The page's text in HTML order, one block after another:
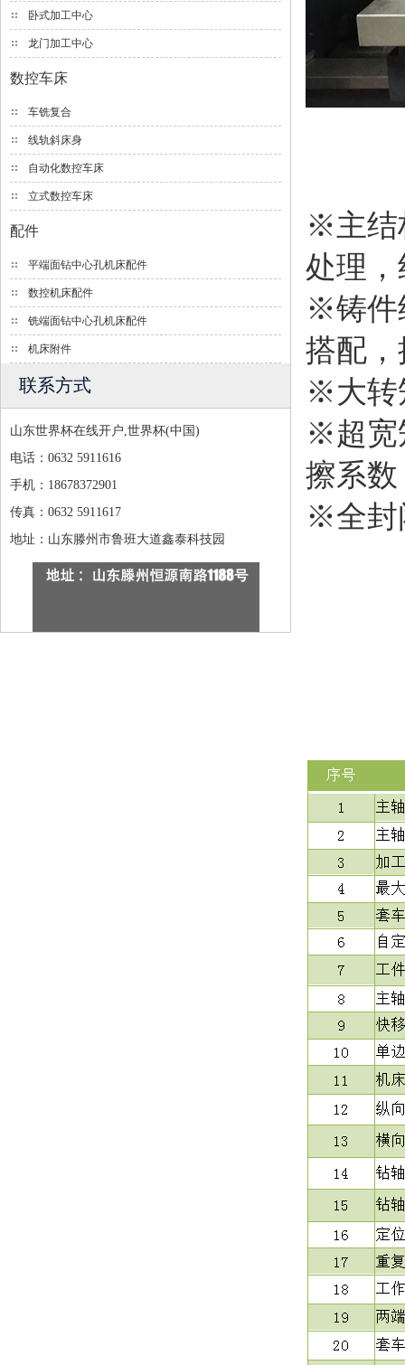
卧式加工中心
龙门加工中心
数控车床
车铣复合
线轨斜床身
自动化数控车床
立式数控车床
配件
平端面钻中心孔机床配件
数控机床配件
铣端面钻中心孔机床配件
机床附件
联系方式
山东世界杯在线开户,世界杯(中国)
电话：0632 5911616
手机：18678372901
传真：0632 5911617
地址：山东滕州市鲁班大道鑫泰科技园
※主结
处理
※铸件
搭配
※大转
※超宽
擦系
※全封